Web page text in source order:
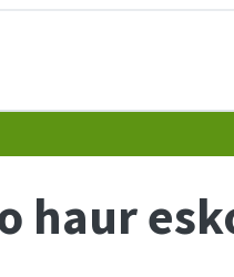
haur